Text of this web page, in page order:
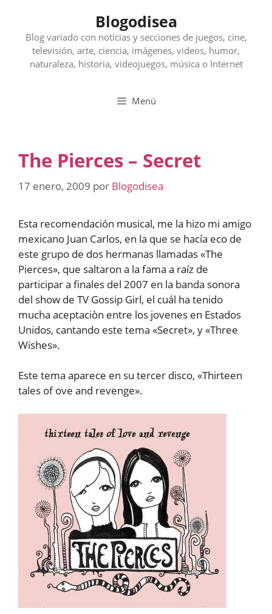
contenido
Blogodisea
Blog variado con noticias y secciones de juegos, cine,
televisión, arte, ciencia, imágenes, videos, humor,
naturaleza, historia, videojuegos, música o Internet
Menú
The Pierces – Secret
17 enero, 2009 por Blogodisea
Esta recomendación musical, me la hizo mi amigo
mexicano Juan Carlos, en la que se hacía eco de
este grupo de dos hermanas llamadas «The
Pierces», que saltaron a la fama a raíz de
participar a finales del 2007 en la banda sonora
del show de TV Gossip Girl, el cuál ha tenido
mucha aceptaciòn entre los jovenes en Estados
Unidos, cantando este tema «Secret», y «Three
Wishes».
Este tema aparece en su tercer disco, «Thirteen
tales of ove and revenge».